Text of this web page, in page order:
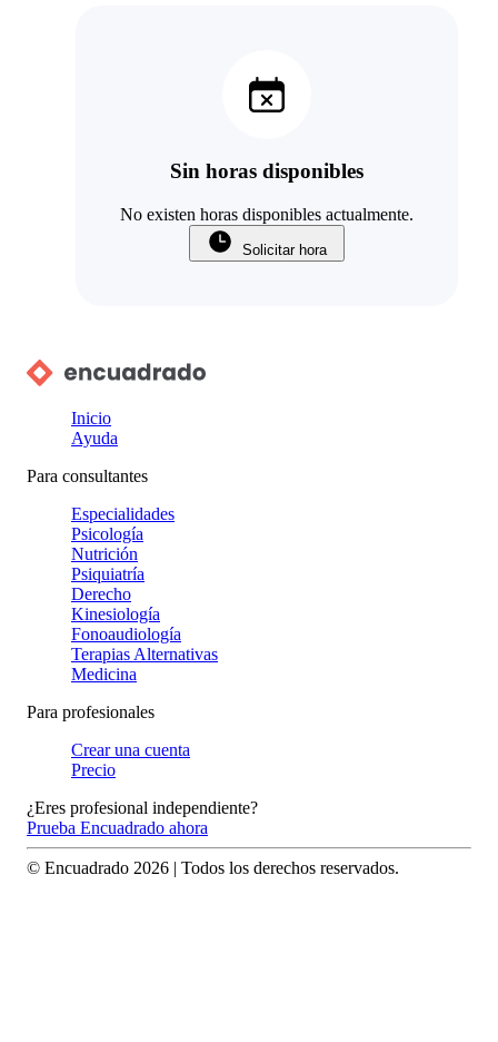
Sin horas disponibles
No existen horas disponibles actualmente.
Solicitar hora
Inicio
Ayuda
Para consultantes
Especialidades
Psicología
Nutrición
Psiquiatría
Derecho
Kinesiología
Fonoaudiología
Terapias Alternativas
Medicina
Para profesionales
Crear una cuenta
Precio
¿Eres profesional independiente?
Prueba Encuadrado ahora
© Encuadrado 2026 | Todos los derechos reservados.